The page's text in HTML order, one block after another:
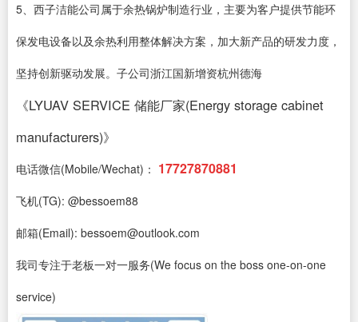
5、西子洁能公司属于余热锅炉制造行业，主要为客户提供节能环
保发电设备以及余热利用整体解决方案，加大新产品的研发力度，
坚持创新驱动发展。子公司浙江国新增资杭州德海
《LYUAV SERVICE 储能厂家(Energy storage cabinet
manufacturers)》
电话微信(Mobile/Wechat)： 17727870881
飞机(TG): @bessoem88
邮箱(Email): bessoem@outlook.com
我司专注于老板一对一服务(We focus on the boss one-on-one
service)